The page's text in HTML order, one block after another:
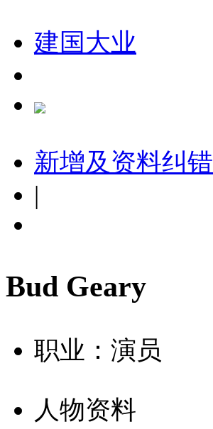
建国大业
新增及资料纠错
|
Bud Geary
职业：演员
人物资料